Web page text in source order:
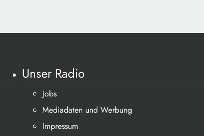
Unser Radio
Jobs
Mediadaten und Werbung
Impressum